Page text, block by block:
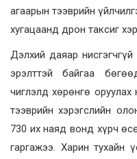
агаарын тээврийн
хугацаанд дрон таксиг
Дэлхий даяар
эрэлттэй байгаа
чиглэлд хөрөнгө
тээврийн хэрэгслийн
730 их наяд вонд хүрч
гаргажээ. Харин тухайн